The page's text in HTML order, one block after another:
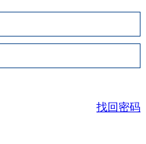
找回密码